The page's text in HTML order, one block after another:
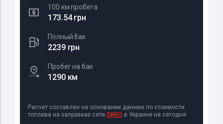
100 км пробега
173.54 грн
Полный бак
2239 грн
Пробег на бак
1290 км
Расчет составлен на основании данных по стоимости
топлива на заправках сети OKKO в Украине на сегодня